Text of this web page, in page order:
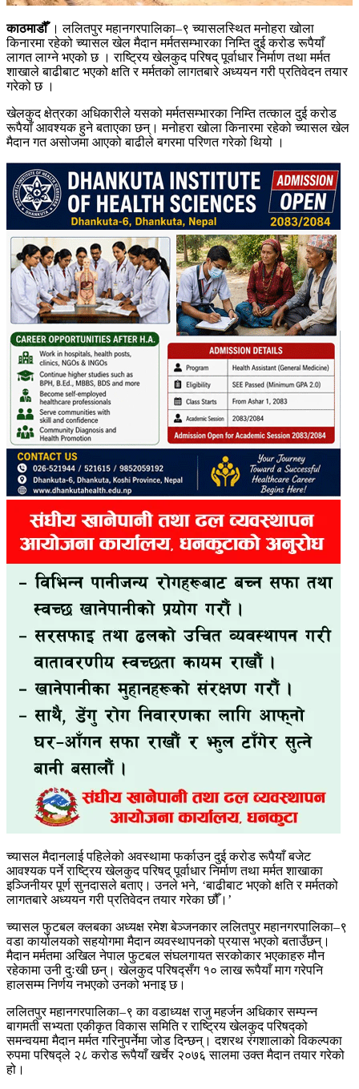
काठमाडौँ। ललितपुर महानगरपालिका–९ च्यासलस्थित मनोहरा खोला
किनारमा रहेको च्यासल खेल मैदान मर्मतसम्भारका निम्ति दुई करोड रूपैयाँ
लागत लाग्ने भएको छ । राष्ट्रिय खेलकुद परिषद् पूर्वाधार निर्माण तथा मर्मत
शाखाले बाढीबाट भएको क्षति र मर्मतको लागतबारे अध्ययन गरी प्रतिवेदन तयार
गरेको छ ।
खेलकुद क्षेत्रका अधिकारीले यसको मर्मतसम्भारका निम्ति तत्काल दुई करोड
रूपैयाँ आवश्यक हुने बताएका छन्। मनोहरा खोला किनारमा रहेको च्यासल खेल
मैदान गत असोजमा आएको बाढीले बगरमा परिणत गरेको थियो ।
च्यासल मैदानलाई पहिलेको अवस्थामा फर्काउन दुई करोड रूपैयाँ बजेट
आवश्यक पर्ने राष्ट्रिय खेलकुद परिषद् पूर्वाधार निर्माण तथा मर्मत शाखाका
इञ्जिनीयर पूर्ण सुनदासले बताए। उनले भने, ‘बाढीबाट भएको क्षति र मर्मतको
लागतबारे अध्ययन गरी प्रतिवेदन तयार गरेका छौँ।’
च्यासल फुटबल क्लबका अध्यक्ष रमेश बेञ्जनकार ललितपुर महानगरपालिका–९
वडा कार्यालयको सहयोगमा मैदान व्यवस्थापनको प्रयास भएको बताउँछन्।
मैदान मर्मतमा अखिल नेपाल फुटबल संघलगायत सरकोकार भएकाहरु मौन
रहेकामा उनी दुःखी छन्। खेलकुद परिषद्सँग १० लाख रूपैयाँ माग गरेपनि
हालसम्म निर्णय नभएको उनको भनाइ छ।
ललितपुर महानगरपालिका–९ का वडाध्यक्ष राजु महर्जन अधिकार सम्पन्न
बागमती सभ्यता एकीकृत विकास समिति र राष्ट्रिय खेलकुद परिषद्को
समन्वयमा मैदान मर्मत गरिनुपर्नेमा जोड दिन्छन्। दशरथ रंगशालाको विकल्पका
रुपमा परिषद्ले २८ करोड रूपैयाँ खर्चेर २०७६ सालमा उक्त मैदान तयार गरेको
हो।